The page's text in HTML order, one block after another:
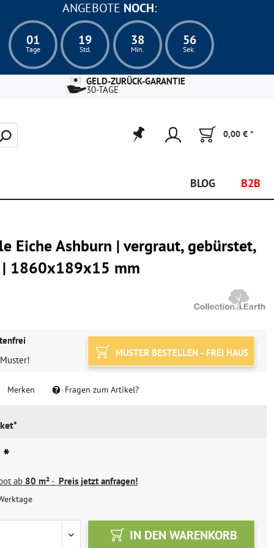
ANGEBOTE NOCH:
01
Tage
19
Std.
38
Min.
55
Sek.
GELD-ZURÜCK-GARANTIE
30-TAGE
0,00 € *
BLOG B2B
Eiche Ashburn | vergraut, gebürstet,
1860x189x15 mm
MUSTER BESTELLEN - FREI HAUS
Merken Fragen zum Artikel?
ab 80 m²- Preis jetzt anfragen!
IN DEN WARENKORB